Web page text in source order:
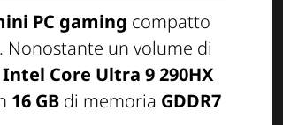
PC gaming compatto
Nonostante un volume di
Intel Core Ultra 9 290HX
16 GB di memoria GDDR7